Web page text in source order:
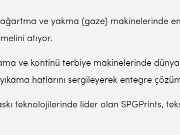
ağartma ve yakma (gaze) makinelerinde
atıyor.
ve kontinü terbiye makinelerinde
hatlarını sergileyerek entegre
teknolojilerinde lider olan SPGPrints,